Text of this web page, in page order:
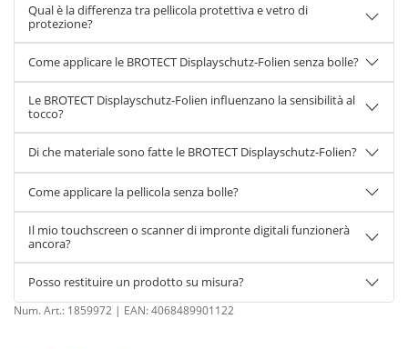
Qual è la differenza tra pellicola protettiva e vetro di
protezione?
Come applicare le BROTECT Displayschutz-Folien senza bolle?
Le BROTECT Displayschutz-Folien influenzano la sensibilità al
tocco?
Di che materiale sono fatte le BROTECT Displayschutz-Folien?
Come applicare la pellicola senza bolle?
Il mio touchscreen o scanner di impronte digitali funzionerà
ancora?
Posso restituire un prodotto su misura?
Num. Art.: 1859972 | EAN:4068489901122